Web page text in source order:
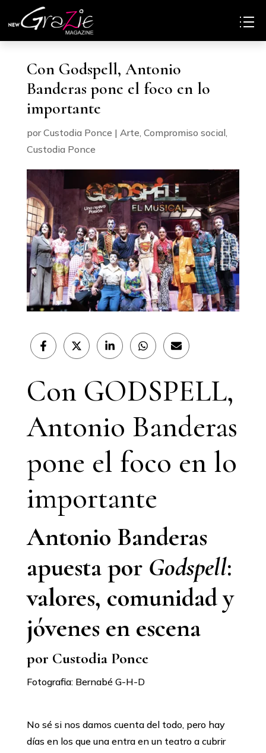
Con Godspell, Antonio
Banderas pone el foco en lo
importante
porCustodia Ponce | Arte, Compromiso social,
Custodia Ponce
Compartir
en
Compartir
en
(Twitter)
Compartir
en
Compartir
en
Compartir
en
Con GODSPELL,
Antonio Banderas
pone el foco en lo
importante
Antonio Banderas
apuesta por Godspell:
valores, comunidad y
jóvenes en escena
por Custodia Ponce
Fotografia: Bernabé G-H-D
No sé si nos damos cuenta del todo, pero hay
días en los que una entra en un teatro a cubrir